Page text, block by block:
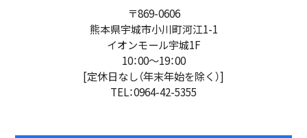
〒869-0606
熊本県宇城市小川町河江1-1
イオンモール宇城1F
10：00～19：00
[定休日なし（年末年始を除く）]
TEL：0964-42-5355